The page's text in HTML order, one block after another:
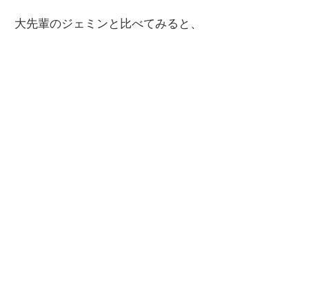
大先輩のジェミンと比べてみると、